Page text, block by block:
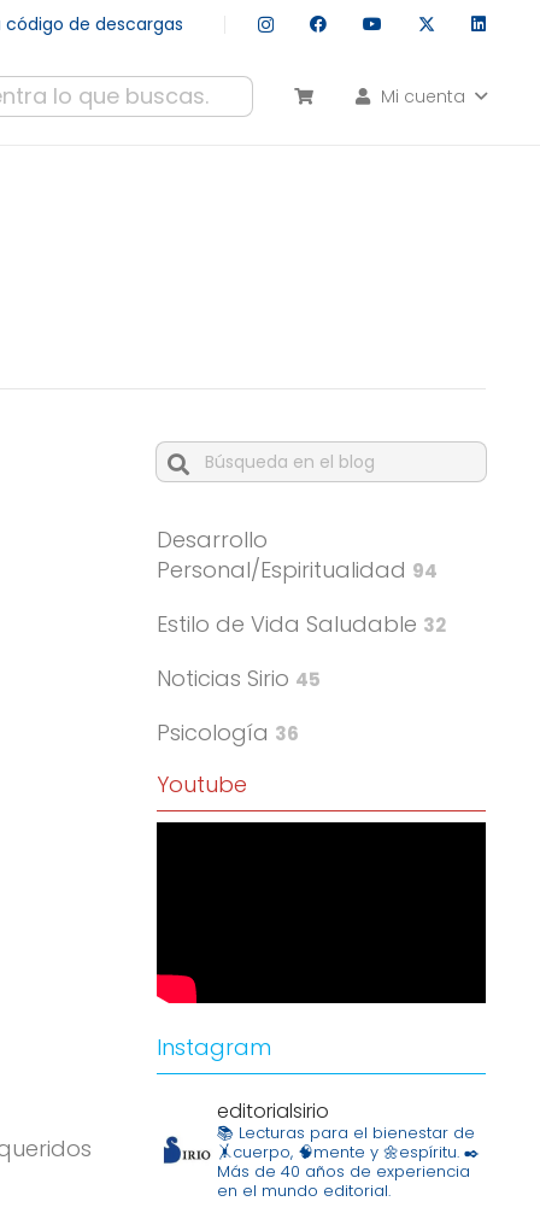
código de descargas
Mi cuenta
Desarrollo
Personal/Espiritualidad 94
Estilo de Vida Saludable 32
Noticias Sirio 45
Psicología 36
Youtube
Instagram
editorialsirio
📚 Lecturas para el bienestar de
🤸cuerpo, 🧠mente y 🌼espíritu. ✒️
Más de 40 años de experiencia
en el mundo editorial.